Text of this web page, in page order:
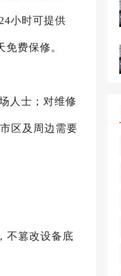
小时可提供
费保修。
人士；对维修
区及周边需要
不篡改设备底